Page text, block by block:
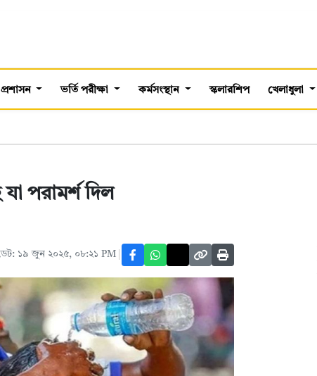
প্রশাসন ভর্তি পরীক্ষা কর্মসংস্থান স্কলারশিপ খেলাধুলা
পরামর্শ দিল
১৯ জুন ২০২৫, ০৮:২১ PM